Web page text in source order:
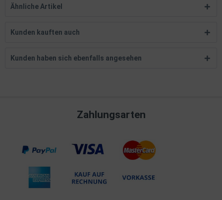
Ähnliche Artikel
Kunden kauften auch
Kunden haben sich ebenfalls angesehen
Zahlungsarten